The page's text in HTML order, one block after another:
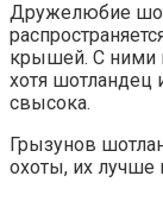
Дружелюбие
крышей. С ними
хотя шотландец
свысока.
Грызунов
охоты, их лучше